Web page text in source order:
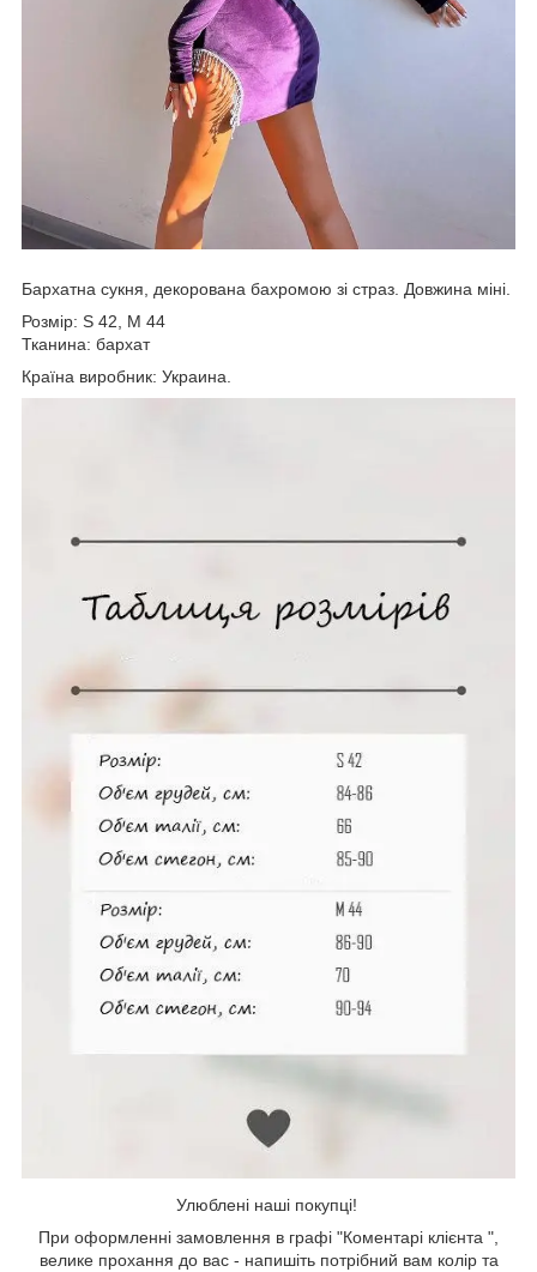
Бархатна сукня, декорована бахромою зі страз. Довжина міні.
Розмір: S 42, M 44
Тканина: бархат
Країна виробник: Украина.
Улюблені наші покупці!
При оформленні замовлення в графі "Коментарі клієнта ",
велике прохання до вас - напишіть потрібний вам колір та